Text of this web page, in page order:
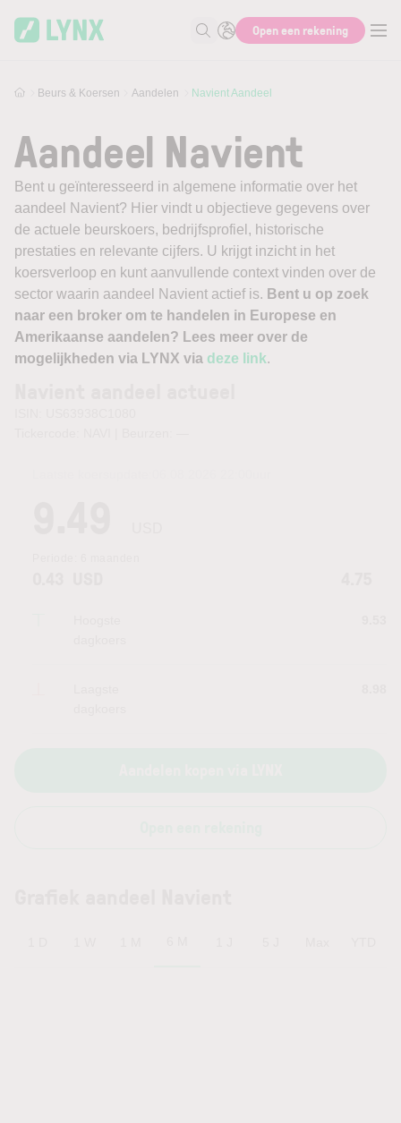
Zoek naar informatie
Open een rekening
Beurs & Koersen Aandelen Navient Aandeel
Aandeel Navient
Bent u geïnteresseerd in algemene informatie over het
aandeel Navient? Hier vindt u objectieve gegevens over
de actuele beurskoers, bedrijfsprofiel, historische
prestaties en relevante cijfers. U krijgt inzicht in het
koersverloop en kunt aanvullende context vinden over de
sector waarin aandeel Navient actief is. Bent u op zoek
naar een broker om te handelen in Europese en
Amerikaanse aandelen? Lees meer over de
mogelijkheden via LYNX via deze link.